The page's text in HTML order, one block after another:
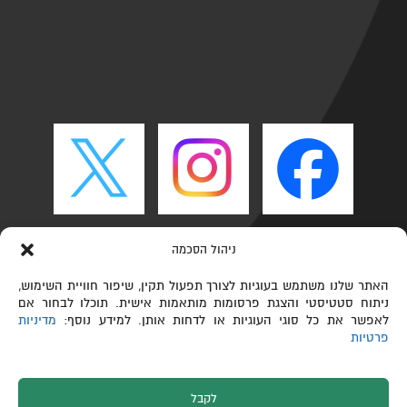
ניהול הסכמה
האתר שלנו משתמש בעוגיות לצורך תפעול תקין, שיפור חוויית השימוש,
ניתוח סטטיסטי והצגת פרסומות מותאמות אישית. תוכלו לבחור אם
לאפשר את כל סוגי העוגיות או לדחות אותן. למידע נוסף: מדיניות
פרטיות
לקבל